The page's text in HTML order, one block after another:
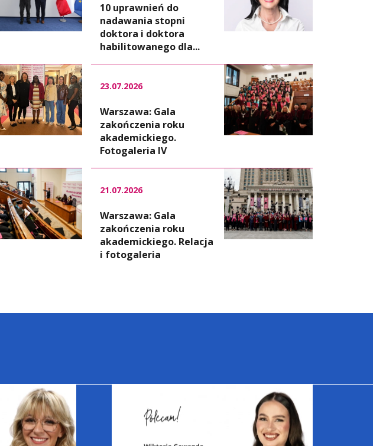
10 uprawnień do
nadawania stopni
doktora i doktora
habilitowanego dla...
23.07.2026
Warszawa: Gala
zakończenia roku
akademickiego.
Fotogaleria IV
21.07.2026
Warszawa: Gala
zakończenia roku
akademickiego. Relacja
i fotogaleria